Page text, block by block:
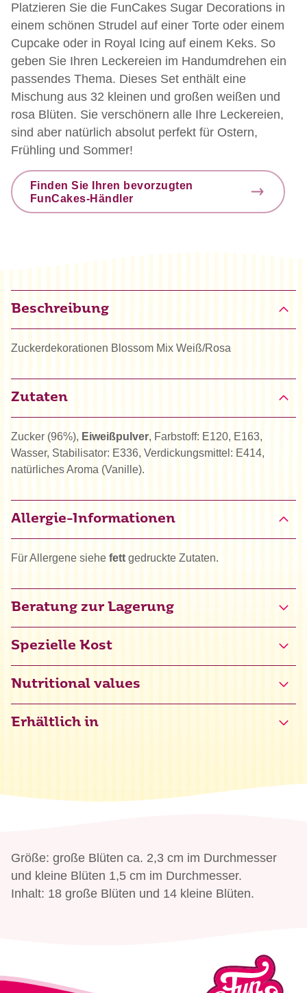
Platzieren Sie die FunCakes Sugar Decorations in
einem schönen Strudel auf einer Torte oder einem
Cupcake oder in Royal Icing auf einem Keks. So
geben Sie Ihren Leckereien im Handumdrehen ein
passendes Thema. Dieses Set enthält eine
Mischung aus 32 kleinen und großen weißen und
rosa Blüten. Sie verschönern alle Ihre Leckereien,
sind aber natürlich absolut perfekt für Ostern,
Frühling und Sommer!
Finden Sie Ihren bevorzugten
FunCakes-Händler
Beschreibung
Zuckerdekorationen Blossom Mix Weiß/Rosa
Zutaten
Zucker (96%), Eiweißpulver, Farbstoff: E120, E163,
Wasser, Stabilisator: E336, Verdickungsmittel: E414,
natürliches Aroma (Vanille).
Allergie-Informationen
Für Allergene siehe fett gedruckte Zutaten.
Beratung zur Lagerung
Spezielle Kost
Glutenfrei zertifiziert (NL-090-216)
Nutritional values
Kohlenhydrate
Salz
0,1 g
Erhältlich in
Größe: große Blüten ca. 2,3 cm im Durchmesser
und kleine Blüten 1,5 cm im Durchmesser.
Inhalt: 18 große Blüten und 14 kleine Blüten.